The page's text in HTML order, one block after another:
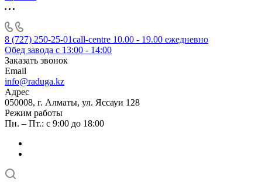
8 (727) 250-25-01call-centre 10.00 - 19.00 ежедневно
Обед завода с 13:00 - 14:00
Заказать звонок
Email
info@raduga.kz
Адрес
050008, г. Алматы, ул. Яссауи 128
Режим работы
Пн. – Пт.: с 9:00 до 18:00